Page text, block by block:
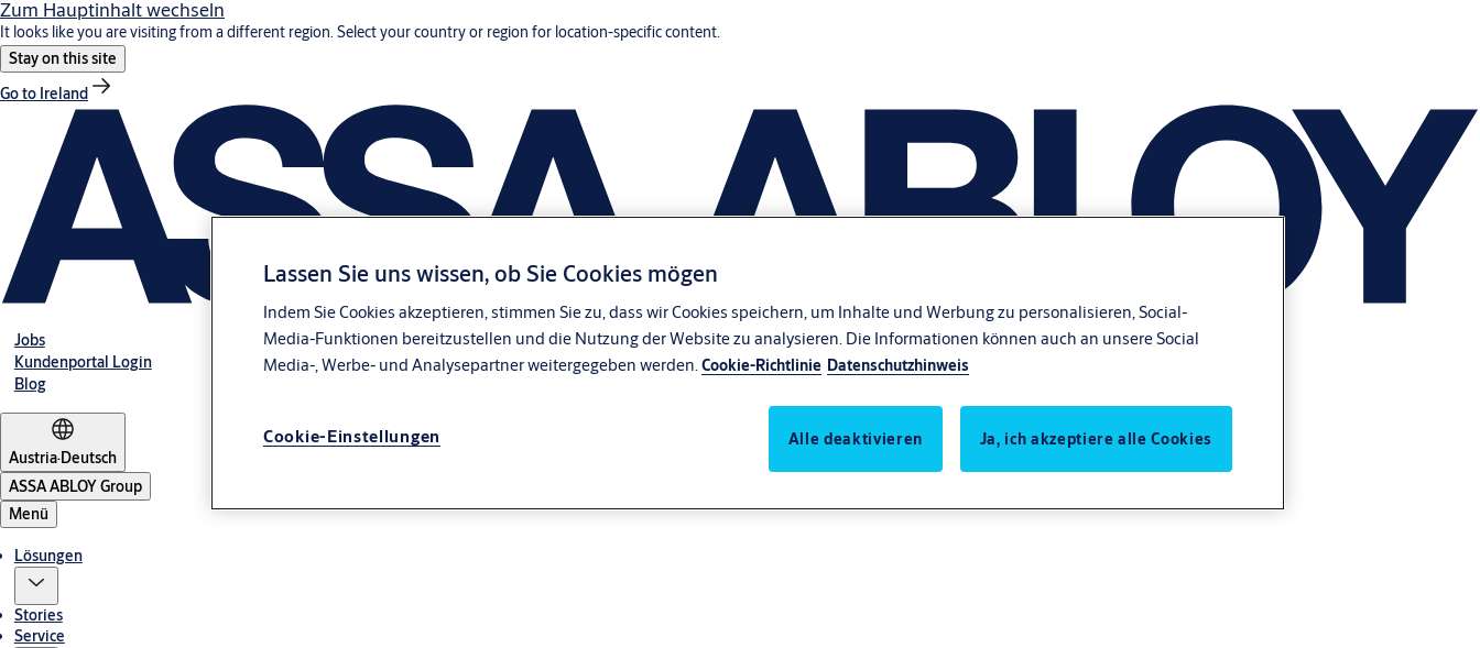
Zum Hauptinhalt wechseln
It looks like you are visiting from a different region. Select your country or region for location-specific content.
Stay on this site
Go to Ireland
Jobs
Kundenportal Login
Blog
Austria·Deutsch
ASSA ABLOY Group
Menü
Lösungen
Stories
Service
Lassen Sie uns wissen, ob Sie Cookies mögen
Indem Sie Cookies akzeptieren, stimmen Sie zu, dass wir Cookies speichern, um Inhalte und Werbung zu personalisieren, Social-
Media-Funktionen bereitzustellen und die Nutzung der Website zu analysieren. Die Informationen können auch an unsere Social
Media-, Werbe- und Analysepartner weitergegeben werden.Cookie-Richtlinie Datenschutzhinweis
Cookie-Einstellungen Alle deaktivieren Ja, ich akzeptiere alle Cookies